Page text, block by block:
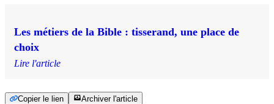
Les métiers de la Bible : tisserand, une place de
choix
Lire l'article
Copier le lien Archiver l'article